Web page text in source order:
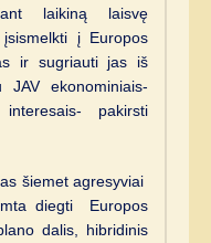
laikiną laisvę
į Europos
ir sugriauti jas iš
ekonominiais-
pakirsti
šiemet agresyviai
diegti Europos
dalis, hibridinis